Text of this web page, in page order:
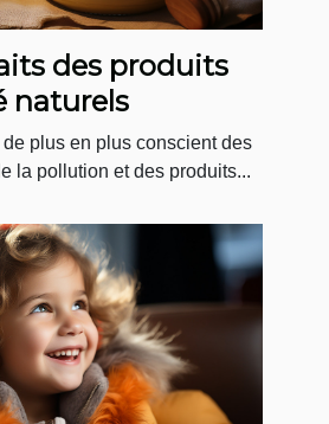
des produits
naturels
plus en plus conscient des
la pollution et des produits...